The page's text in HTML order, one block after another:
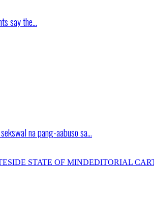
say the…
na pang-aabuso sa…
STATE OF MINDEDITORIAL